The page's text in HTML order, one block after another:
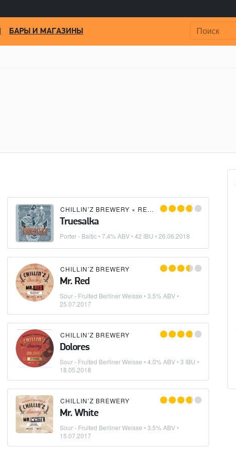
Поиск:
БАРЫ И МАГАЗИНЫ
ПИВОВАРНЯ КУПЦА ЛАПИНА
CHILLIN’Z BREWERY × REWORT BREWERY
Truesalka
Porter - Baltic• 7.4% ABV • 42 IBU •26.06.2018
CHILLIN’Z BREWERY
Mr. Red
Sour - Fruited Berliner Weisse • 3.5% ABV •
25.07.2017
CHILLIN’Z BREWERY
Dolores
Sour - Fruited Berliner Weisse • 4.0% ABV • 3 IBU •
18.05.2018
CHILLIN’Z BREWERY
Mr. White
Sour - Fruited Berliner Weisse • 3.5% ABV •
15.07.2017